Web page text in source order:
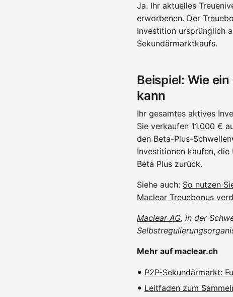
Ja. Ihr aktuelles
erworbenen. Der
Investition ursprünglich
Sekundärmarktkaufs.
Beispiel: Wie
kann
Ihr gesamtes aktives
Sie verkaufen 11.000 €
den Beta-Plus-
Investitionen kaufen,
Beta Plus zurück.
Siehe auch: So nutzen
Maclear Treuebonus
Maclear AG, in der
Mehr auf maclear.ch
P2P-Sekundärmarkt:
Leitfaden zum